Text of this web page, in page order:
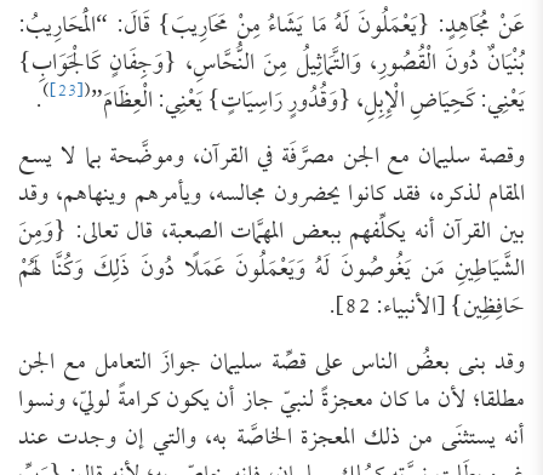
عَنْ مُجَاهِدٍ: {‌يَعْمَلُونَ ‌لَهُ ‌مَا ‌يَشَاءُ ‌مِنْ ‌مَحَارِيبَ} قَالَ: “الْمَحَارِيبُ:
بُنْيَانٌ دُونَ الْقُصُورِ، وَالتَّمَاثِيلُ مِنَ النُّحَّاسِ، {وَجِفَانٍ كَالْجَوَابِ}
يَعْنِي: كَحِيَاضِ الْإِبِلِ، {وَقُدُورٍ رَاسِيَاتٍ} يَعْنِي: الْعِظَامَ”(
[23]
)
.
وقصة سليمان مع الجن مصرَّفَة في القرآن، وموضَّحة بما لا يسع
المقام لذكره، فقد كانوا يحضرون مجالسه، ويأمرهم وينهاهم، وقد
بين القرآن أنه يكلِّفهم ببعض المهمَّات الصعبة، قال تعالى: {وَمِنَ
الشَّيَاطِينِ مَن يَغُوصُونَ لَهُ وَيَعْمَلُونَ عَمَلًا دُونَ ذَلِكَ وَكُنَّا لَهُمْ
حَافِظِين} [الأنبياء: 82].
وقد بنى بعضُ الناس على قصِّة سليمان جوازَ التعامل مع الجن
مطلقا؛ لأن ما كان معجزةً لنبيّ جاز أن يكون كرامةً لوليّ، ونسوا
أنه يستثنَى من ذلك المعجزة الخاصَّة به، والتي إن وجدت عند